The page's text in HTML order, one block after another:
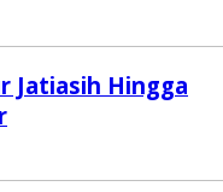
Jatiasih Hingga